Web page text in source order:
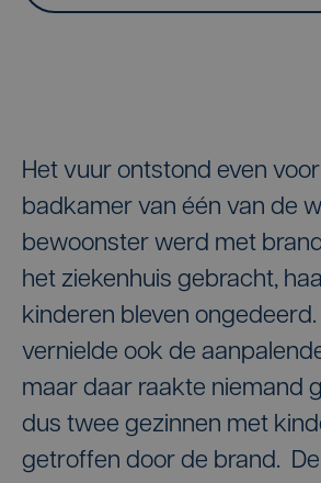
Het vuur ontstond even
badkamer van één van de
bewoonster werd met
het ziekenhuis gebracht,
kinderen bleven
vernielde ook de
maar daar raakte niemand
dus twee gezinnen met
getroffen door de brand.